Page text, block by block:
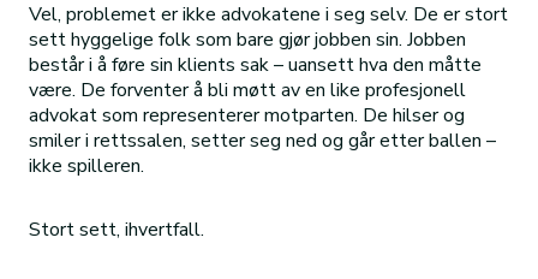
Vel, problemet er ikke advokatene i seg selv. De er stort
sett hyggelige folk som bare gjør jobben sin. Jobben
består i å føre sin klients sak – uansett hva den måtte
være. De forventer å bli møtt av en like profesjonell
advokat som representerer motparten. De hilser og
smiler i rettssalen, setter seg ned og går etter ballen –
ikke spilleren.
Stort sett, ihvertfall.